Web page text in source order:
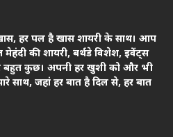
हर पल है खास शायरी के साथ। आप
की शायरी, बर्थडे विशेश, इवेंट्स
बहुत कुछ। अपनी हर खुशी को और भी
साथ, जहां हर बात है दिल से, हर बात